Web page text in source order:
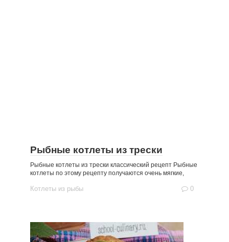
Рыбные котлеты из трески
Рыбные котлеты из трески классический рецепт Рыбные
котлеты по этому рецепту получаются очень мягкие,
Котлеты из рыбы 0